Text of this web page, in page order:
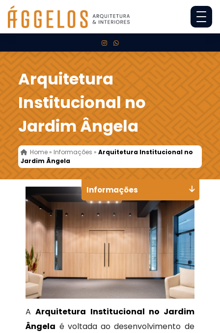
Arquitetura
Institucional no
Jardim Ângela
Home » Informações »Arquitetura Institucional no
Jardim Ângela
AArquitetura Institucional no Jardim
Ângela é voltada ao desenvolvimento de
Informações